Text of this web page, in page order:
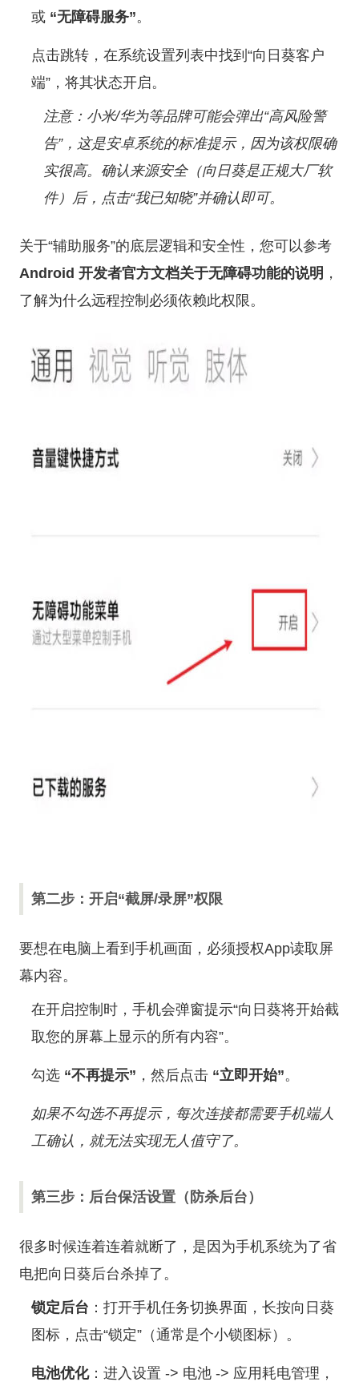
或 “无障碍服务”。
点击跳转，在系统设置列表中找到“向日葵客户
端”，将其状态开启。
注意：小米/华为等品牌可能会弹出“高风险警
告”，这是安卓系统的标准提示，因为该权限确
实很高。确认来源安全（向日葵是正规大厂软
件）后，点击“我已知晓”并确认即可。
关于“辅助服务”的底层逻辑和安全性，您可以参考
Android 开发者官方文档关于无障碍功能的说明 ，
了解为什么远程控制必须依赖此权限。
第二步：开启“截屏/录屏”权限
要想在电脑上看到手机画面，必须授权App读取屏
幕内容。
在开启控制时，手机会弹窗提示“向日葵将开始截
取您的屏幕上显示的所有内容”。
勾选 “不再提示” ，然后点击 “立即开始”。
如果不勾选不再提示，每次连接都需要手机端人
工确认，就无法实现无人值守了。
第三步：后台保活设置（防杀后台）
很多时候连着连着就断了，是因为手机系统为了省
电把向日葵后台杀掉了。
锁定后台 ：打开手机任务切换界面，长按向日葵
图标，点击“锁定”（通常是个小锁图标）。
电池优化：进入设置 -> 电池 -> 应用耗电管理，